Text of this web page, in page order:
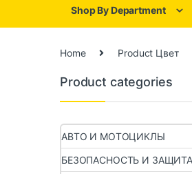
Shop By Department
Home Product Цвет
Product categories
АВТО И МОТОЦИКЛЫ
БЕЗОПАСНОСТЬ И ЗАЩИТА